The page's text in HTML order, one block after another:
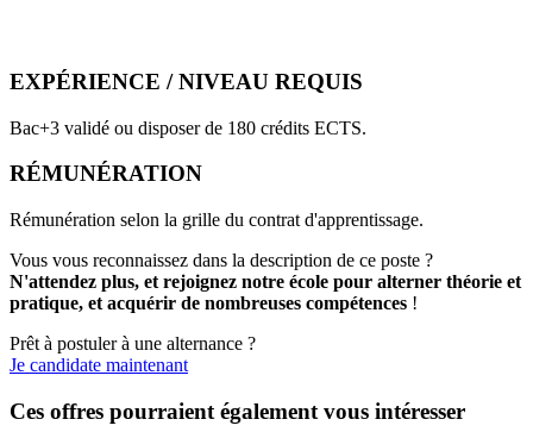
EXPÉRIENCE / NIVEAU REQUIS
Bac+3 validé ou disposer de 180 crédits ECTS.
RÉMUNÉRATION
Rémunération selon la grille du contrat d'apprentissage.
Vous vous reconnaissez dans la description de ce poste ?
N'attendez plus, et rejoignez notre école pour alterner théorie et
pratique, et acquérir de nombreuses compétences !
Prêt à postuler à une alternance ?
Je candidate maintenant
Ces offres pourraient également vous intéresser